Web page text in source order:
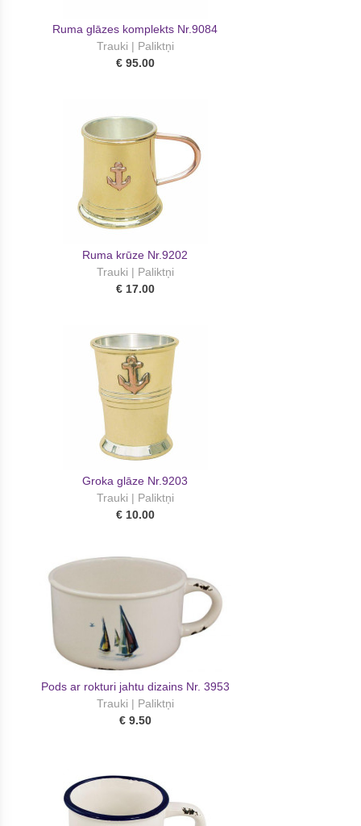
Ruma glāzes komplekts Nr.9084
Trauki | Paliktņi
€ 95.00
Ruma krūze Nr.9202
Trauki | Paliktņi
€ 17.00
Groka glāze Nr.9203
Trauki | Paliktņi
€ 10.00
Pods ar rokturi jahtu dizains Nr. 3953
Trauki | Paliktņi
€ 9.50